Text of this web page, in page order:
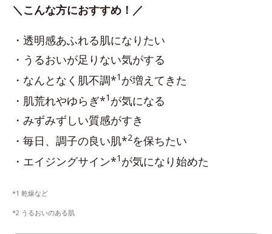
＼こんな方におすすめ！／
・透明感あふれる肌になりたい
・うるおいが足りない気がする
・なんとなく肌不調*1 が増えてきた
・肌荒れやゆらぎ*1 が気になる
・みずみずしい質感がすき
・毎日、調子の良い肌*2を保ちたい
・エイジングサイン*1 が気になり始めた
*1 乾燥など
*2 うるおいのある肌